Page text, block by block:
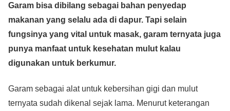
c
e
b
o
k
tt
er
at
s
A
p
e
ss
e
n
g
ail p
y
Li
ar
e
Garam bisa dibilang sebagai bahan penyedap
makanan yang selalu ada di dapur. Tapi selain
fungsinya yang vital untuk masak, garam ternyata juga
punya manfaat untuk kesehatan mulut kalau
digunakan untuk berkumur.
Garam sebagai alat untuk kebersihan gigi dan mulut
ternyata sudah dikenal sejak lama. Menurut keterangan